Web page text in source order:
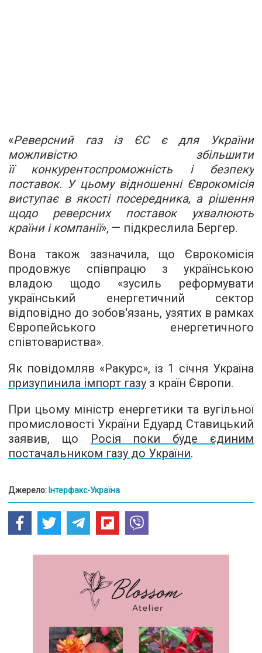
«Реверсний газ із ЄС є для України
можливістю збільшити
її конкурентоспроможність і безпеку
поставок. У цьому відношенні Єврокомісія
виступає в якості посередника, а рішення
щодо реверсних поставок ухвалюють
країни і компанії», — підкреслила Бергер.
Вона також зазначила, що Єврокомісія
продовжує співпрацю з українською
владою щодо «зусиль реформувати
український енергетичний сектор
відповідно до зобов'язань, узятих в рамках
Європейського енергетичного
співтовариства».
Як повідомляв «Ракурс», із 1 січня Україна
призупинила імпорт газу з країн Європи.
При цьому міністр енергетики та вугільної
промисловості України Едуард Ставицький
заявив, що Росія поки буде єдиним
постачальником газу до України.
Джерело: Інтерфакс-Україна